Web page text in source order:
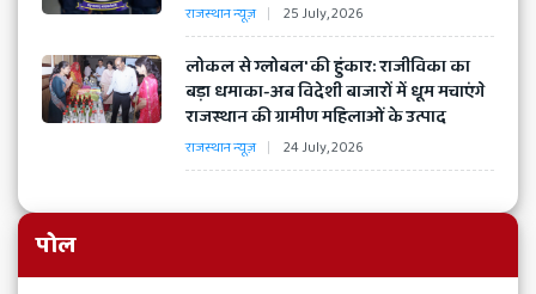
राजस्थान न्यूज़ 25 July, 2026
लोकल से ग्लोबल' की हुंकार: राजीविका का
बड़ा धमाका-अब विदेशी बाजारों में धूम मचाएंगे
राजस्थान की ग्रामीण महिलाओं के उत्पाद
राजस्थान न्यूज़ 24 July, 2026
पोल